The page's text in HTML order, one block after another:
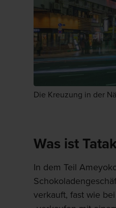
Die Kreuzung in der
Was ist
In dem Teil
verkauft, fast wie